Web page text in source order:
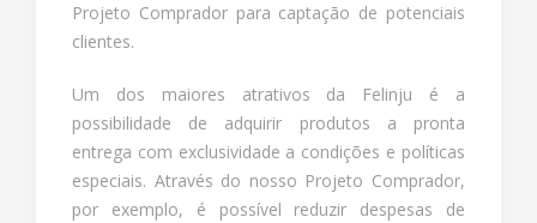
Projeto Comprador para captação de potenciais
clientes.
Um dos maiores atrativos da Felinju é a
possibilidade de adquirir produtos a pronta
entrega com exclusividade a condições e políticas
especiais. Através do nosso Projeto Comprador,
por exemplo, é possível reduzir despesas de